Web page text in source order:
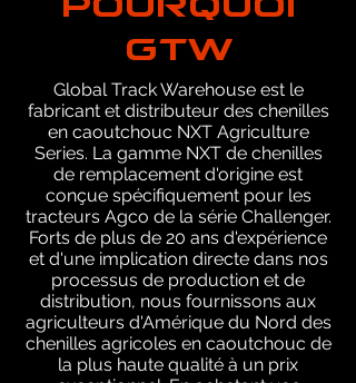
GTW
Global Track Warehouse est le
fabricant et distributeur des chenilles
en caoutchouc NXT Agriculture
Series. La gamme NXT de chenilles
de remplacement d'origine est
conçue spécifiquement pour les
tracteurs Agco de la série Challenger.
Forts de plus de 20 ans d'expérience
et d'une implication directe dans nos
processus de production et de
distribution, nous fournissons aux
agriculteurs d'Amérique du Nord des
chenilles agricoles en caoutchouc de
la plus haute qualité à un prix